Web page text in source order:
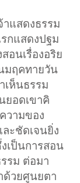
แสดงธรรม
กแสดงปฐม
อนเรื่องอริย
มฤคทายวัน
ห็นธรรม
ยอดเขาคิ
วามของ
ะชัดเจนยิ่ง
เป็นการสอน
รม ต่อมา
ด้วยศูนยตา